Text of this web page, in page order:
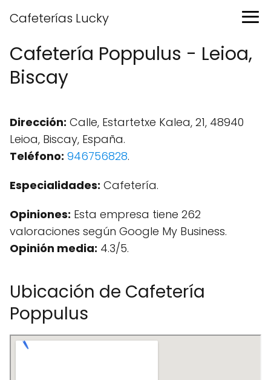
Cafeterías Lucky
Cafetería Poppulus - Leioa,
Biscay
Dirección: Calle, Estartetxe Kalea, 21, 48940
Leioa, Biscay, España.
Teléfono: 946756828.
Especialidades: Cafetería.
Opiniones: Esta empresa tiene 262
valoraciones según Google My Business.
Opinión media: 4.3/5.
Ubicación de Cafetería
Poppulus